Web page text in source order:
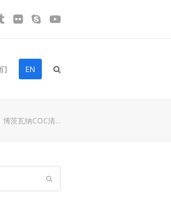
Tumblr
FlickrSkypeYouTube
EN
博茨瓦纳COC清…